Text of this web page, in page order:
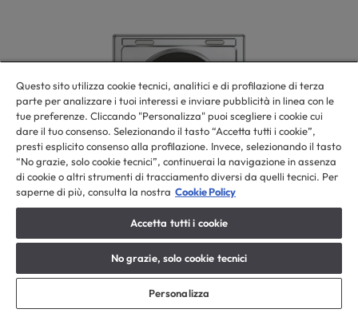
Questo sito utilizza cookie tecnici, analitici e di profilazione di terza
parte per analizzare i tuoi interessi e inviare pubblicità in linea con le
tue preferenze. Cliccando "Personalizza" puoi scegliere i cookie cui
dare il tuo consenso. Selezionando il tasto “Accetta tutti i cookie”,
presti esplicito consenso alla profilazione. Invece, selezionando il tasto
“No grazie, solo cookie tecnici”, continuerai la navigazione in assenza
di cookie o altri strumenti di tracciamento diversi da quelli tecnici. Per
saperne di più, consulta la nostra Cookie Policy
Accetta tutti i cookie
No grazie, solo cookie tecnici
Personalizza